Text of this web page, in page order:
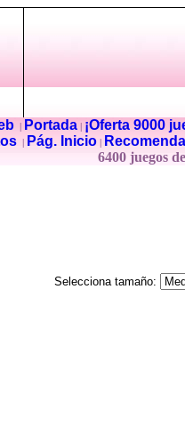
| Portada|
¡Oferta 9000
Pág. Inicio
6400 juegos
Selecciona tamaño: